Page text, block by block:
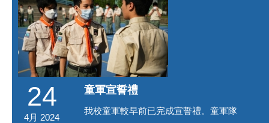
24
4月 2024
童軍宣誓禮
我校童軍較早前已完成宣誓禮。童軍隊